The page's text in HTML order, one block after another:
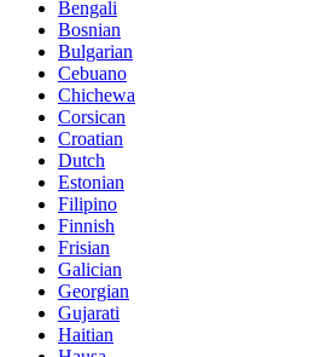
Bengali
Bosnian
Bulgarian
Cebuano
Chichewa
Corsican
Croatian
Dutch
Estonian
Filipino
Finnish
Frisian
Galician
Georgian
Gujarati
Haitian